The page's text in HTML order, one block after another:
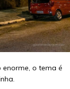
o tema é